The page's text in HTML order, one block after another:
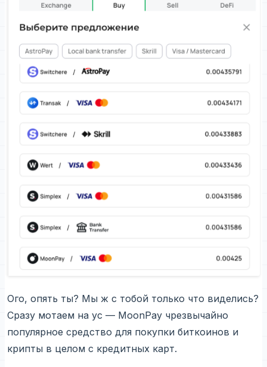
Ого, опять ты? Мы ж с тобой только что виделись?
Сразу мотаем на ус — MoonPay чрезвычайно
популярное средство для покупки биткоинов и
крипты в целом с кредитных карт.